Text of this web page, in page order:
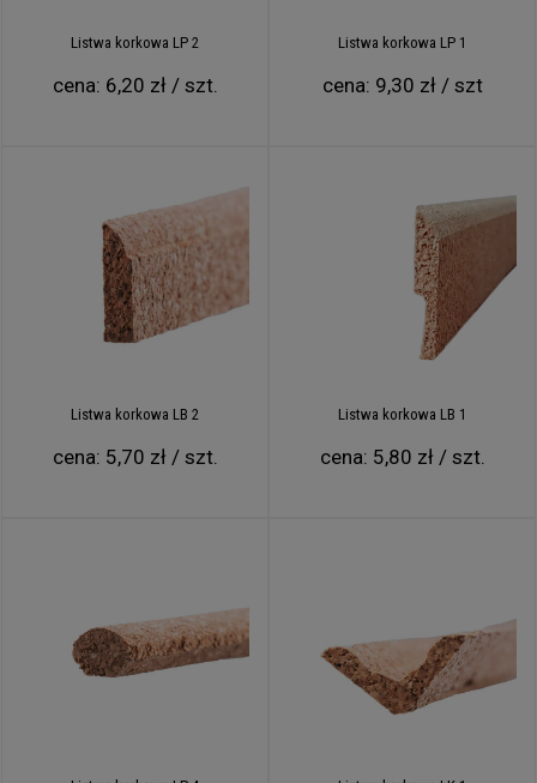
Listwa korkowa LP 2
cena: 6,20 zł / szt.
Listwa korkowa LP 1
cena: 9,30 zł / szt
Listwa korkowa LB 2
cena: 5,70 zł / szt.
Listwa korkowa LB 1
cena: 5,80 zł / szt.